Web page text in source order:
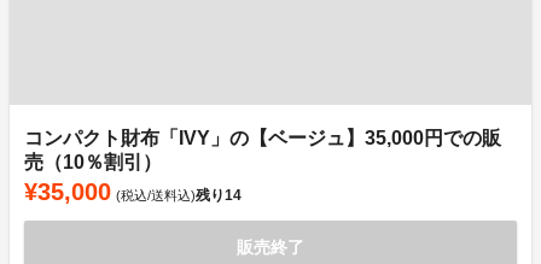
コンパクト財布「IVY」の【ベージュ】35,000円での販
売（10％割引）
¥35,000 (税込/送料込)残り14
販売終了